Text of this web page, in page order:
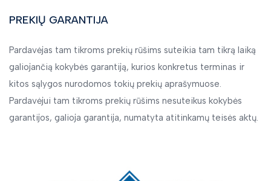
PREKIŲ GARANTIJA
Pardavėjas tam tikroms prekių rūšims suteikia tam tikrą laiką
galiojančią kokybės garantiją, kurios konkretus terminas ir
kitos sąlygos nurodomos tokių prekių aprašymuose.
Pardavėjui tam tikroms prekių rūšims nesuteikus kokybės
garantijos, galioja garantija, numatyta atitinkamų teisės aktų.